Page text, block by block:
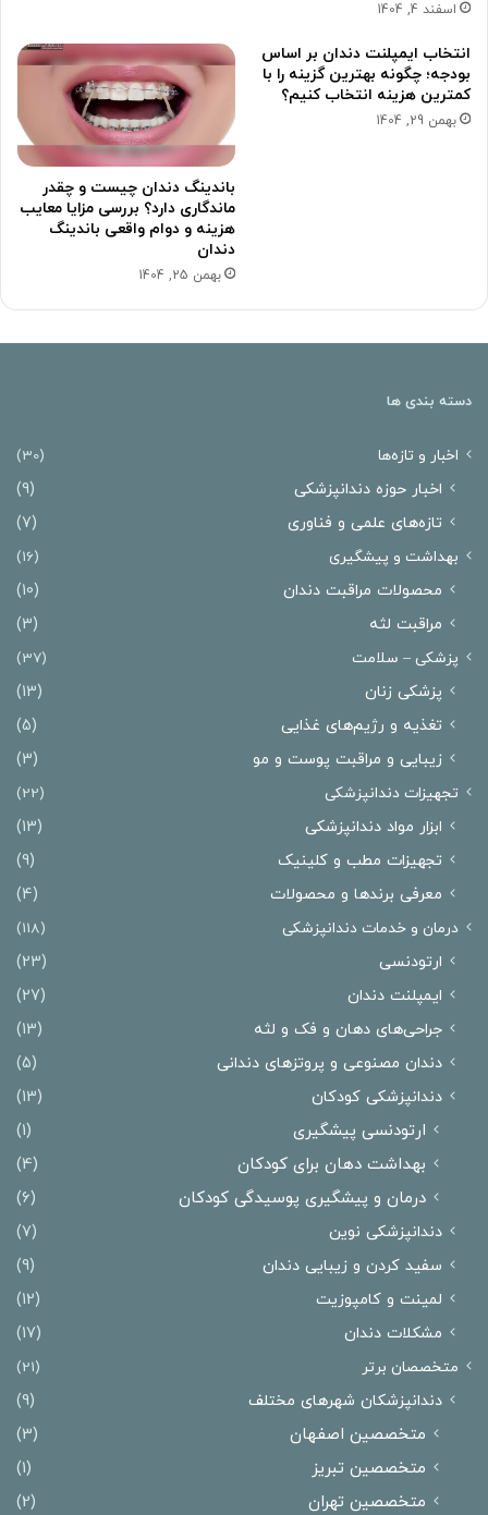
اسفند 4, 1404
انتخاب ایمپلنت دندان بر اساس
بودجه؛ چگونه بهترین گزینه را با
کمترین هزینه انتخاب کنیم؟
بهمن 29, 1404
باندینگ دندان چیست و چقدر
ماندگاری دارد؟ بررسی مزایا معایب
هزینه و دوام واقعی باندینگ
دندان
بهمن 25, 1404
دسته بندی ها
اخبار و تازه‌ها (30)
اخبار حوزه دندانپزشکی
(9)
تازه‌های علمی و فناوری
(7)
بهداشت و پیشگیری (16)
محصولات مراقبت دندان
(10)
مراقبت لثه
(3)
پزشکی – سلامت (37)
پزشکی زنان
(13)
تغذیه و رژیم‌های غذایی
(5)
زیبایی و مراقبت پوست و مو
(3)
تجهیزات دندانپزشکی (22)
ابزار مواد دندانپزشکی
(13)
تجهیزات مطب و کلینیک
(9)
معرفی برندها و محصولات
(4)
درمان‌ و خدمات دندانپزشکی (118)
ارتودنسی
(23)
ایمپلنت دندان
(27)
جراحی‌های دهان و فک و لثه
(13)
دندان مصنوعی و پروتزهای دندانی
(5)
دندانپزشکی کودکان
(13)
ارتودنسی پیشگیری
(1)
بهداشت دهان برای کودکان
(4)
درمان و پیشگیری پوسیدگی کودکان
(6)
دندانپزشکی نوین
(7)
سفید کردن و زیبایی دندان
(9)
لمینت و کامپوزیت
(12)
مشکلات دندان
(17)
متخصصان برتر (21)
دندانپزشکان شهرهای مختلف
(9)
متخصصین اصفهان
(3)
متخصصین تبریز
(1)
متخصصین تهران
(2)